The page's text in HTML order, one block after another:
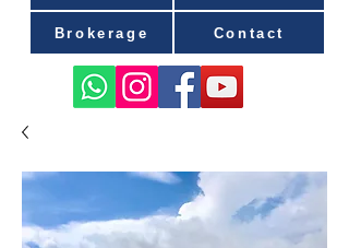
Brokerage Contact